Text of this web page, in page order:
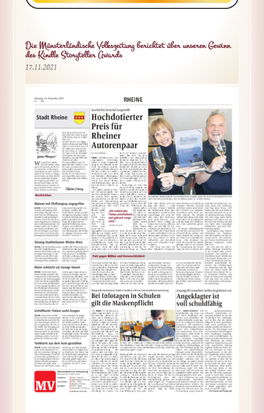
Die Münsterländische Volkszeitung berichtet über unseren Gewinn
des Kindle Storyteller Awards
17.11.2021